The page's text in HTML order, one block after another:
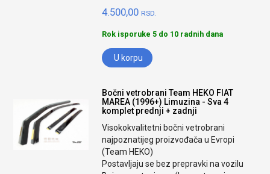
4.500,00 RSD.
Rok isporuke 5 do 10 radnih dana
U korpu
Bočni vetrobrani Team HEKO FIAT
MAREA (1996+) Limuzina - Sva 4
komplet prednji + zadnji
Visokokvalitetni bočni vetrobrani
najpoznatijeg proizvođača u Evropi
(Team HEKO)
Postavljaju se bez prepravki na vozilu